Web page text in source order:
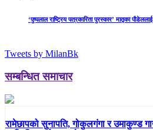
‘पुष्पलाल राष्ट्रिय पत्रकारिता पुरस्कार’ मातृका
Tweets by MilanBk
सम्बन्धित समाचार
रामेछापको सुनापति, गोकुलगंगा र उमाकुण्ड